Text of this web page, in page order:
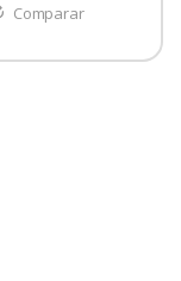
Comparar